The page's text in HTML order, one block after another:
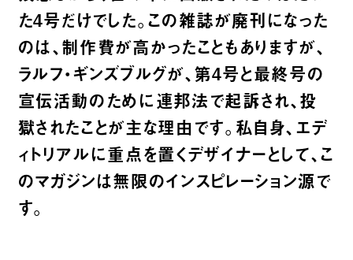
た4号だけでした。この雑誌が廃刊になった
のは、制作費が高かったこともありますが、
ラルフ・ギンズブルグが、第4号と最終号の
宣伝活動のために連邦法で起訴され、投
獄されたことが主な理由です。 私自身、エデ
ィトリアルに重点を置くデザイナーとして、こ
のマガジンは無限のインスピレーション源で
す。